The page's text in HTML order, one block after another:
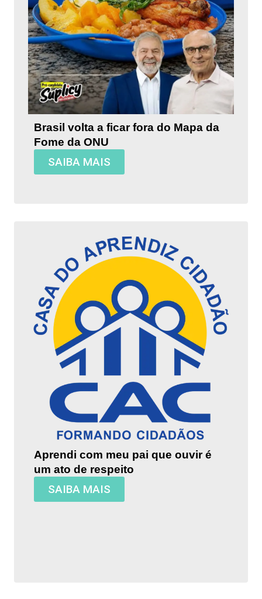
Brasil volta a ficar fora do Mapa da
Fome da ONU
SAIBA MAIS
Aprendi com meu pai que ouvir é
um ato de respeito
SAIBA MAIS